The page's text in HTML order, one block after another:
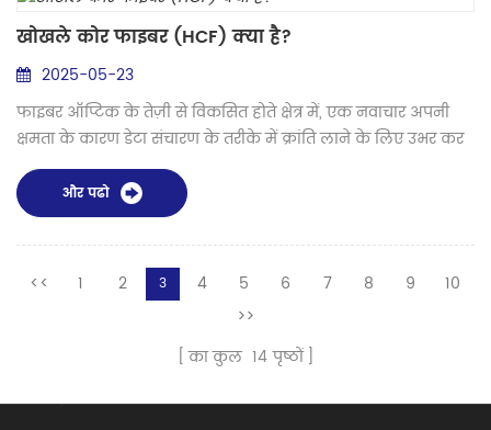
खोखले कोर फाइबर (HCF) क्या है?
2025-05-23
फाइबर ऑप्टिक के तेज़ी से विकसित होते क्षेत्र में, एक नवाचार अपनी
क्षमता के कारण डेटा संचारण के तरीके में क्रांति लाने के लिए उभर कर
सामने आया है: खोखला कोर फाइबर। पारंपरिक ऑप्टिकल फाइबर, जो
दशकों से दूरसंचार की रीढ़ रहे हैं, प्रकाश को एक ठोस काँच या प्लास्टिक
कोर से होकर गुज़ारते हैं। हालाँकि, खोखले कोर फाइबर प्रकाश को एक
खोखले कोर, जो आमतौर पर हवा या निर्वात से भरा होता है, से होकर
गुज़ारकर एक अभ...
और पढो
<< 1 2 3 4 5 6 7 8 9
10
>>
का कुल 14 पृष्ठों